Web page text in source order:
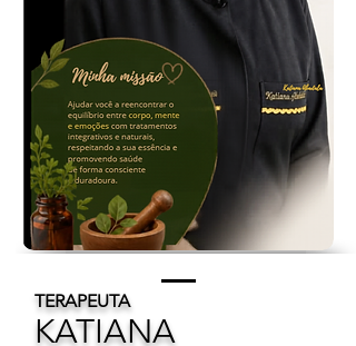
TERAPEUTA
KATIANA